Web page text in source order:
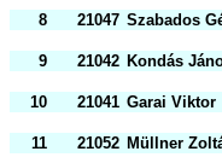
8
21047 Szabados
9
21042 Kondás
10
21041 Garai Viktor
11
21052 Müllner